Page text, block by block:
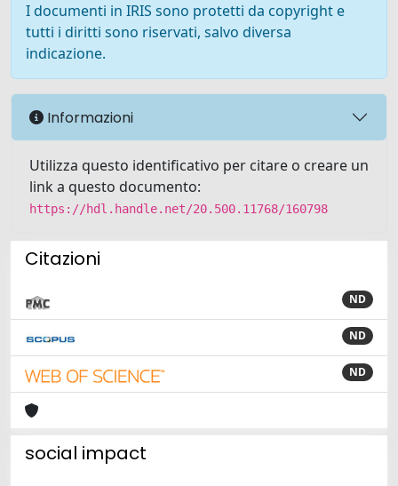
I documenti in IRIS sono protetti da copyright e
tutti i diritti sono riservati, salvo diversa
indicazione.
Informazioni
Utilizza questo identificativo per citare o creare un
link a questo documento:
https://hdl.handle.net/20.500.11768/160798
Citazioni
ND
ND
ND
social impact